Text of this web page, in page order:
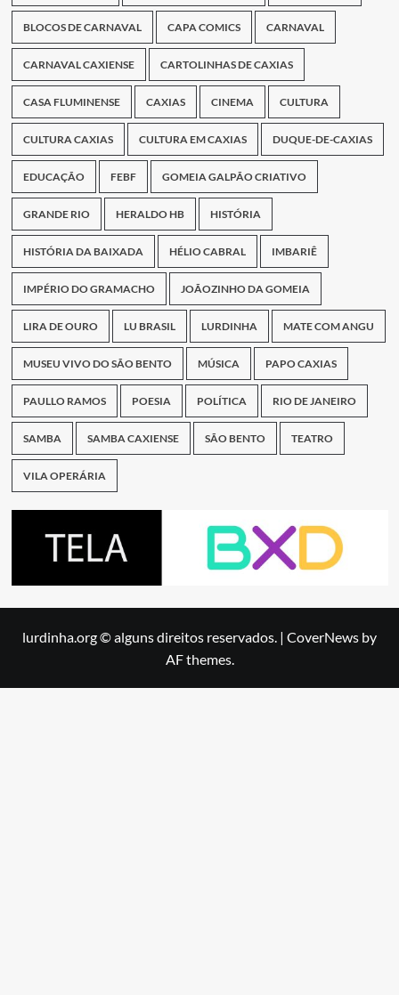
BLOCOS DE CARNAVAL CAPA COMICS CARNAVAL
CARNAVAL CAXIENSE CARTOLINHAS DE CAXIAS
CASA FLUMINENSE CAXIAS CINEMA CULTURA
CULTURA CAXIAS CULTURA EM CAXIAS DUQUE-DE-CAXIAS
EDUCAÇÃO FEBF GOMEIA GALPÃO CRIATIVO
GRANDE RIO HERALDO HB HISTÓRIA
HISTÓRIA DA BAIXADA HÉLIO CABRAL IMBARIÊ
IMPÉRIO DO GRAMACHO JOÃOZINHO DA GOMEIA
LIRA DE OURO LU BRASIL LURDINHA MATE COM ANGU
MUSEU VIVO DO SÃO BENTO MÚSICA PAPO CAXIAS
PAULLO RAMOS POESIA POLÍTICA RIO DE JANEIRO
SAMBA SAMBA CAXIENSE SÃO BENTO TEATRO
VILA OPERÁRIA
lurdinha.org © alguns direitos reservados. | CoverNews by
AF themes.